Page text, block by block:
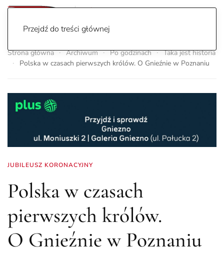
Przejdź do treści głównej
Strona główna Archiwum Po godzinach
Taka jest historia
Polska w czasach pierwszych królów. O Gnieźnie w Poznaniu
JUBILEUSZ KORONACYJNY
Polska w czasach
pierwszych królów.
O Gnieźnie w Poznaniu